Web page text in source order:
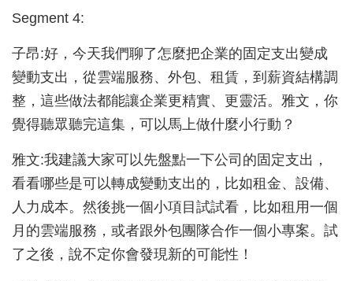
Segment 4:
子昂:好，今天我們聊了怎麼把企業的固定支出變成
變動支出，從雲端服務、外包、租賃，到薪資結構調
整，這些做法都能讓企業更精實、更靈活。雅文，你
覺得聽眾聽完這集，可以馬上做什麼小行動？
雅文:我建議大家可以先盤點一下公司的固定支出，
看看哪些是可以轉成變動支出的，比如租金、設備、
人力成本。然後挑一個小項目試試看，比如租用一個
月的雲端服務，或者跟外包團隊合作一個小專案。試
了之後，說不定你會發現新的可能性！